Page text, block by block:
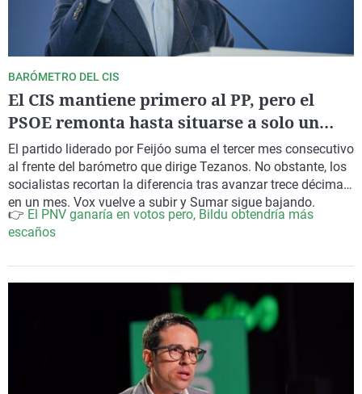
BARÓMETRO DEL CIS
El CIS mantiene primero al PP, pero el
PSOE remonta hasta situarse a solo un
punto en estimación de voto
El partido liderado por Feijóo suma el tercer mes consecutivo
al frente del barómetro que dirige Tezanos. No obstante, los
socialistas recortan la diferencia tras avanzar trece décimas
en un mes. Vox vuelve a subir y Sumar sigue bajando.
👉 El PNV ganaría en votos pero, Bildu obtendría más
escaños